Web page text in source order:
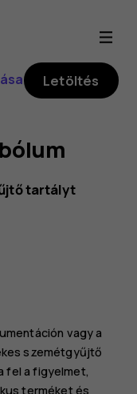
Letöltés
tartályt
vagy a
szemétgyűjtő
fel a figyelmet,
terméket és